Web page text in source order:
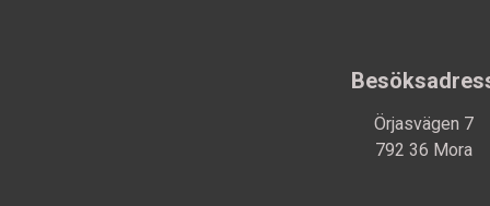
Örjasvägen 7
792 36 Mora